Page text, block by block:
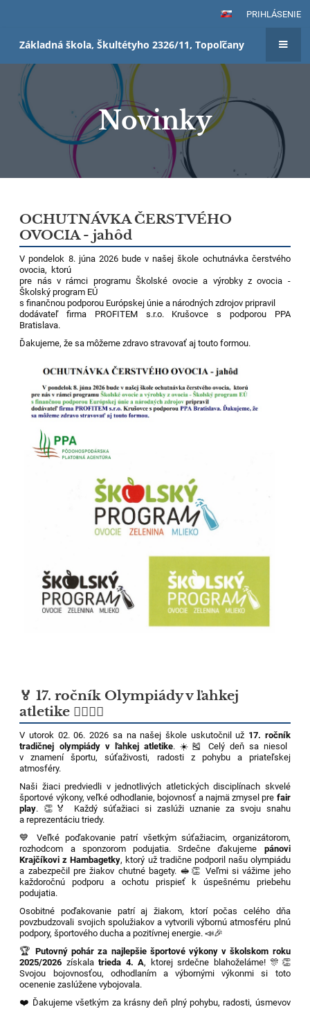
PRIHLÁSENIE
Základná škola, Škultétyho 2326/11, Topoľčany
Novinky
OCHUTNÁVKA ČERSTVÉHO
OVOCIA - jahôd
V pondelok 8. júna 2026 bude v našej škole ochutnávka čerstvého
ovocia, ktorú
pre nás v rámci programu Školské ovocie a výrobky z ovocia -
Školský program EÚ
s finančnou podporou Európskej únie a národných zdrojov pripravil
dodávateľ firma PROFITEM s.r.o. Krušovce s podporou PPA
Bratislava.
Ďakujeme, že sa môžeme zdravo stravovať aj touto formou.
🏅 17. ročník Olympiády v ľahkej
atletike 🏃‍♀️🏃‍♂️
V utorok 02. 06. 2026 sa na našej škole uskutočnil už 17. ročník
tradičnej olympiády v ľahkej atletike. ☀️🎽 Celý deň sa niesol
v znamení športu, súťaživosti, radosti z pohybu a priateľskej
atmosféry.
Naši žiaci predviedli v jednotlivých atletických disciplínach skvelé
športové výkony, veľké odhodlanie, bojovnosť a najmä zmysel pre fair
play. 👏🏅 Každý súťažiaci si zaslúži uznanie za svoju snahu
a reprezentáciu triedy.
💙 Veľké poďakovanie patrí všetkým súťažiacim, organizátorom,
rozhodcom a sponzorom podujatia. Srdečne ďakujeme pánovi
Krajčíkovi z Hambagetky, ktorý už tradične podporil našu olympiádu
a zabezpečil pre žiakov chutné bagety. 🥪👏 Veľmi si vážime jeho
každoročnú podporu a ochotu prispieť k úspešnému priebehu
podujatia.
Osobitné poďakovanie patrí aj žiakom, ktorí počas celého dňa
povzbudzovali svojich spolužiakov a vytvorili výbornú atmosféru plnú
podpory, športového ducha a pozitívnej energie. 📣🎉
🏆 Putovný pohár za najlepšie športové výkony v školskom roku
2025/2026 získalatrieda 4. A, ktorej srdečne blahoželáme! 🎊👏
Svojou bojovnosťou, odhodlaním a výbornými výkonmi si toto
ocenenie zaslúžene vybojovala.
❤️ Ďakujeme všetkým za krásny deň plný pohybu, radosti, úsmevov